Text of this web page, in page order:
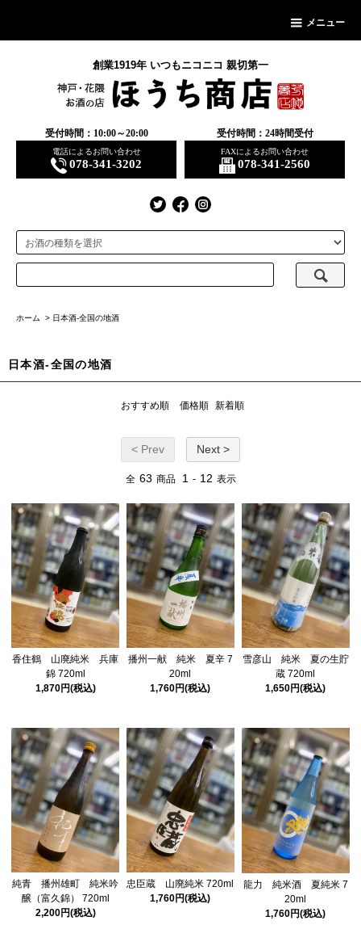
メニュー
創業1919年 いつもニコニコ 親切第一
受付時間：10:00～20:00
電話によるお問い合わせ
078-341-3202
受付時間：24時間受付
FAXによるお問い合わせ
078-341-2560
ホーム > 日本酒-全国の地酒
日本酒-全国の地酒
おすすめ順 価格順 新着順
< Prev Next >
全 63 商品 1 - 12 表示
香住鶴 山廃純米 兵庫
錦 720ml
1,870円(税込)
播州一献 純米 夏辛 7
20ml
1,760円(税込)
雪彦山 純米 夏の生貯
蔵 720ml
1,650円(税込)
純青 播州雄町 純米吟
醸（富久錦） 720ml
2,200円(税込)
忠臣蔵 山廃純米 720ml
1,760円(税込)
龍力 純米酒 夏純米 7
20ml
1,760円(税込)